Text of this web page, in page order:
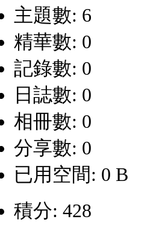
主題數: 6
精華數: 0
記錄數: 0
日誌數: 0
相冊數: 0
分享數: 0
已用空間: 0 B
積分: 428